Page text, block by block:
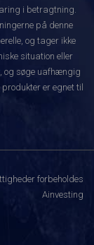
i betragtning.
på denne
og tager ikke
situation eller
, og søge uafhængig
er egnet til
forbeholdes
Ainvesting